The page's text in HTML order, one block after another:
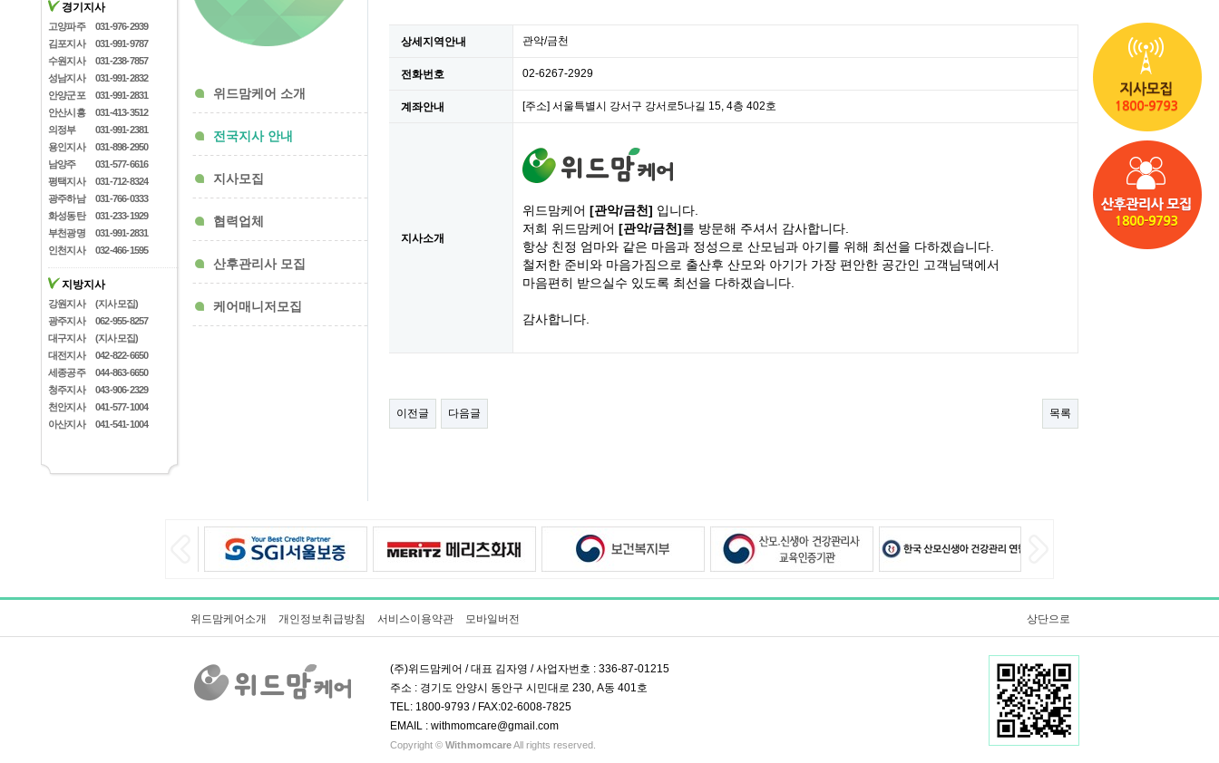
위드맘케어 소개
전국지사 안내
지사모집
협력업체
산후관리사 모집
케어매니저모집
경기지사
고양파주
031-976-2939
김포지사
031-991-9787
수원지사
031-238-7857
성남지사
031-991-2832
안양군포
031-991-2831
안산시흥
031-413-3512
의정부
031-991-2381
용인지사
031-898-2950
남양주
031-577-6616
평택지사
031-712-8324
광주하남
031-766-0333
화성동탄
031-233-1929
부천광명
031-991-2831
인천지사
032-466-1595
지방지사
강원지사
(지사모집)
광주지사
062-955-8257
대구지사
(지사모집)
대전지사
042-822-6650
세종공주
044-863-6650
청주지사
043-906-2329
천안지사
041-577-1004
아산지사
041-541-1004
상세지역안내 관악/금천
전화번호 02-6267-2929
계좌안내 [주소] 서울특별시 강서구 강서로5나길 15, 4층 402호
지사소개
위드맘케어 [관악/금천] 입니다.
저희 위드맘케어 [관악/금천]를 방문해 주셔서 감사합니다.
항상 친정 엄마와 같은 마음과 정성으로 산모님과 아기를 위해 최선을 다하겠습니다.
철저한 준비와 마음가짐으로 출산후 산모와 아기가 가장 편안한 공간인 고객님댁에서
마음편히 받으실수 있도록 최선을 다하겠습니다.
감사합니다.
이전글 다음글 목록
위드맘케어소개 개인정보취급방침 서비스이용약관 모바일버전 상단으로
(주)위드맘케어 / 대표 김자영 / 사업자번호 : 336-87-01215
주소 : 경기도 안양시 동안구 시민대로 230, A동 401호
TEL: 1800-9793 / FAX:02-6008-7825
EMAIL : withmomcare@gmail.com
Copyright © WithmomcareAll rights reserved.